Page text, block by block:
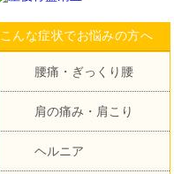
こんな症状でお悩みの方へ
腰痛・ぎっくり腰
肩の痛み・肩こり
ヘルニア